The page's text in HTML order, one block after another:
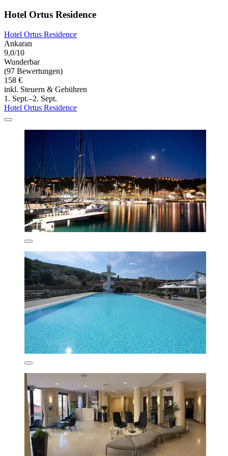
Hotel Ortus Residence
Hotel Ortus Residence
Ankaran
9,0/10
Wunderbar
(97 Bewertungen)
158 €
inkl. Steuern & Gebühren
1. Sept.–2. Sept.
Hotel Ortus Residence